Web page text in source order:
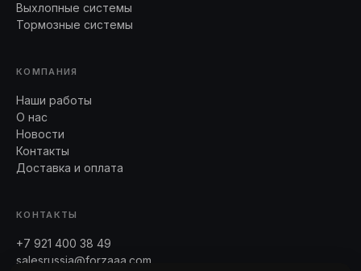
Выхлопные системы
Тормозные системы
КОМПАНИЯ
Наши работы
О нас
Новости
Контакты
Доставка и оплата
КОНТАКТЫ
+7 921 400 38 49
salesrussia@forzaaa.com